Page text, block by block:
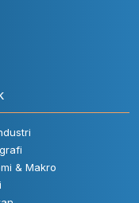
& Makro